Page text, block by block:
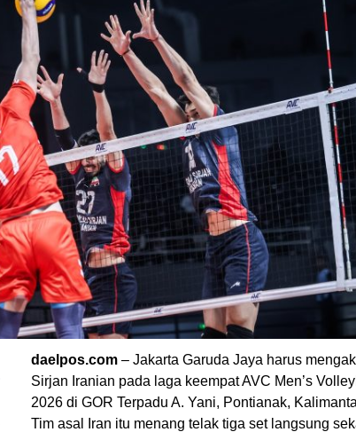
daelpos.com – Jakarta Garuda Jaya harus
Sirjan Iranian pada laga keempat AVC Men’s
2026 di GOR Terpadu A. Yani, Pontianak,
Tim asal Iran itu menang telak tiga set langsung